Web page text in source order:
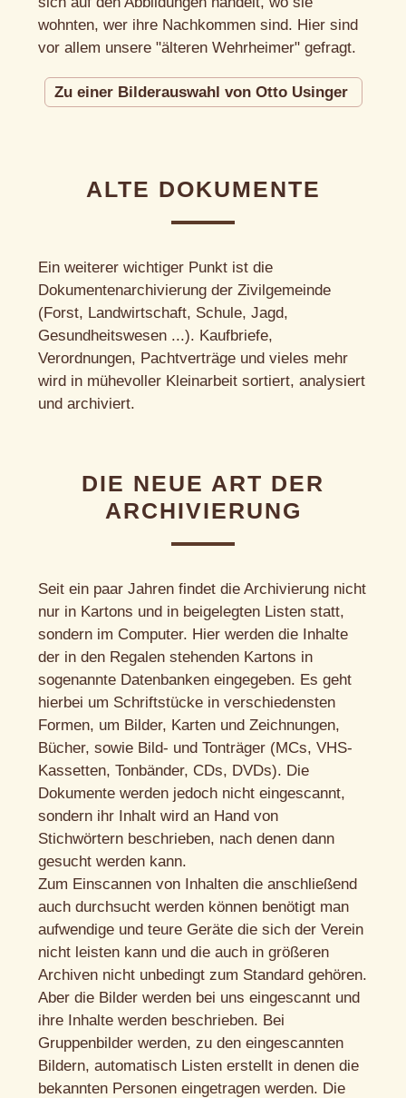
wohnten, wer ihre Nachkommen sind. Hier sind
vor allem unsere "älteren Wehrheimer" gefragt.
Zu einer Bilderauswahl von Otto Usinger
ALTE DOKUMENTE
Ein weiterer wichtiger Punkt ist die
Dokumentenarchivierung der Zivilgemeinde
(Forst, Landwirtschaft, Schule, Jagd,
Gesundheitswesen ...). Kaufbriefe,
Verordnungen, Pachtverträge und vieles mehr
wird in mühevoller Kleinarbeit sortiert, analysiert
und archiviert.
DIE NEUE ART DER
ARCHIVIERUNG
Seit ein paar Jahren findet die Archivierung nicht
nur in Kartons und in beigelegten Listen statt,
sondern im Computer. Hier werden die Inhalte
der in den Regalen stehenden Kartons in
sogenannte Datenbanken eingegeben. Es geht
hierbei um Schriftstücke in verschiedensten
Formen, um Bilder, Karten und Zeichnungen,
Bücher, sowie Bild- und Tonträger (MCs, VHS-
Kassetten, Tonbänder, CDs, DVDs). Die
Dokumente werden jedoch nicht eingescannt,
sondern ihr Inhalt wird an Hand von
Stichwörtern beschrieben, nach denen dann
gesucht werden kann.
Zum Einscannen von Inhalten die anschließend
auch durchsucht werden können benötigt man
aufwendige und teure Geräte die sich der Verein
nicht leisten kann und die auch in größeren
Archiven nicht unbedingt zum Standard gehören.
Aber die Bilder werden bei uns eingescannt und
ihre Inhalte werden beschrieben. Bei
Gruppenbilder werden, zu den eingescannten
Bildern, automatisch Listen erstellt in denen die
bekannten Personen eingetragen werden. Die